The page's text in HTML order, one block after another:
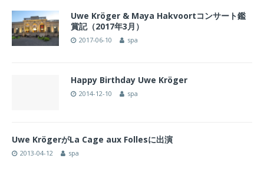
Uwe Kröger & Maya Hakvoortコンサート鑑
賞記（2017年3月）
2017-06-10 spa
Happy Birthday Uwe Kröger
2014-12-10 spa
Uwe KrögerがLa Cage aux Follesに出演
2013-04-12 spa